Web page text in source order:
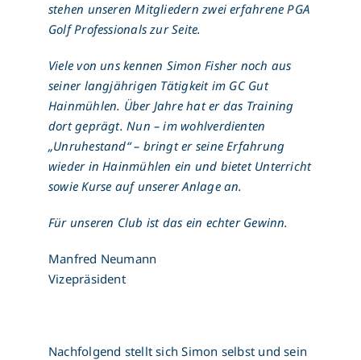
stehen unseren Mitgliedern zwei erfahrene PGA
Golf Professionals zur Seite.
Viele von uns kennen Simon Fisher noch aus
seiner langjährigen Tätigkeit im GC Gut
Hainmühlen. Über Jahre hat er das Training
dort geprägt. Nun – im wohlverdienten
„Unruhestand“ – bringt er seine Erfahrung
wieder in Hainmühlen ein und bietet Unterricht
sowie Kurse auf unserer Anlage an.
Für unseren Club ist das ein echter Gewinn.
Manfred Neumann
Vizepräsident
Nachfolgend stellt sich Simon selbst und sein